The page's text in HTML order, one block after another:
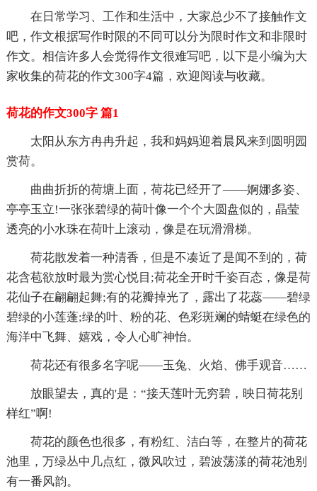
在日常学习、工作和生活中，大家总少不了接触作文
吧，作文根据写作时限的不同可以分为限时作文和非限时
作文。相信许多人会觉得作文很难写吧，以下是小编为大
家收集的荷花的作文300字4篇，欢迎阅读与收藏。
荷花的作文300字 篇1
太阳从东方冉冉升起，我和妈妈迎着晨风来到圆明园
赏荷。
曲曲折折的荷塘上面，荷花已经开了——婀娜多姿、
亭亭玉立!一张张碧绿的荷叶像一个个大圆盘似的，晶莹
透亮的小水珠在荷叶上滚动，像是在玩滑滑梯。
荷花散发着一种清香，但是不凑近了是闻不到的，荷
花含苞欲放时最为赏心悦目;荷花全开时千姿百态，像是荷
花仙子在翩翩起舞;有的花瓣掉光了，露出了花蕊——碧绿
碧绿的小莲蓬;绿的叶、粉的花、色彩斑斓的蜻蜓在绿色的
海洋中飞舞、嬉戏，令人心旷神怡。
荷花还有很多名字呢——玉兔、火焰、佛手观音……
放眼望去，真的'是：“接天莲叶无穷碧，映日荷花别
样红”啊!
荷花的颜色也很多，有粉红、洁白等，在整片的荷花
池里，万绿丛中几点红，微风吹过，碧波荡漾的荷花池别
有一番风韵。